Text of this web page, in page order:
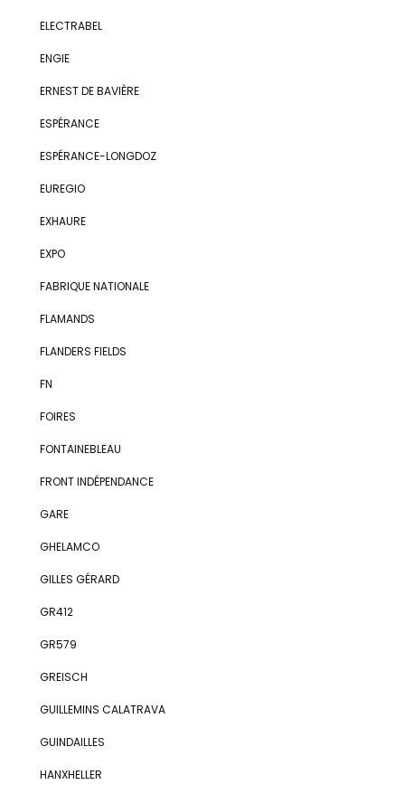
ELECTRABEL
ENGIE
ERNEST DE BAVIÈRE
ESPÉRANCE
ESPÉRANCE-LONGDOZ
EUREGIO
EXHAURE
EXPO
FABRIQUE NATIONALE
FLAMANDS
FLANDERS FIELDS
FN
FOIRES
FONTAINEBLEAU
FRONT INDÉPENDANCE
GARE
GHELAMCO
GILLES GÉRARD
GR412
GR579
GREISCH
GUILLEMINS CALATRAVA
GUINDAILLES
HANXHELLER